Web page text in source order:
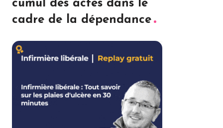
cumul des actes dans le
cadre de la dépendance